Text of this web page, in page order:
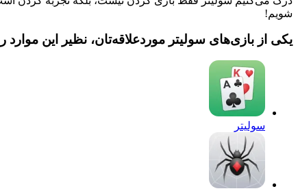
شویم!
یکی از بازی‌های سولیتر موردعلاقه‌تان، نظیر این موارد
سولیتر